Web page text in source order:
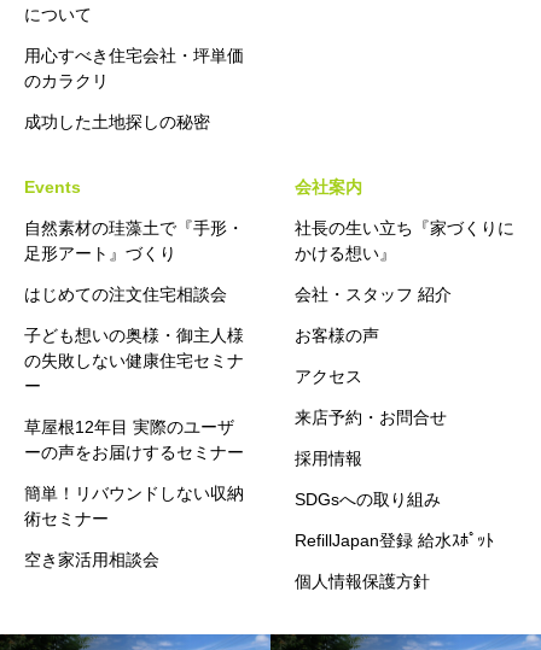
について
用心すべき住宅会社・坪単価
のカラクリ
成功した土地探しの秘密
Events
自然素材の珪藻土で『手形・
足形アート』づくり
はじめての注文住宅相談会
子ども想いの奥様・御主人様
の失敗しない健康住宅セミナ
ー
草屋根12年目 実際のユーザ
ーの声をお届けするセミナー
簡単！リバウンドしない収納
術セミナー
空き家活用相談会
会社案内
社長の生い立ち『家づくりに
かける想い』
会社・スタッフ 紹介
お客様の声
アクセス
来店予約・お問合せ
採用情報
SDGsへの取り組み
RefillJapan登録 給水ｽﾎﾟｯﾄ
個人情報保護方針